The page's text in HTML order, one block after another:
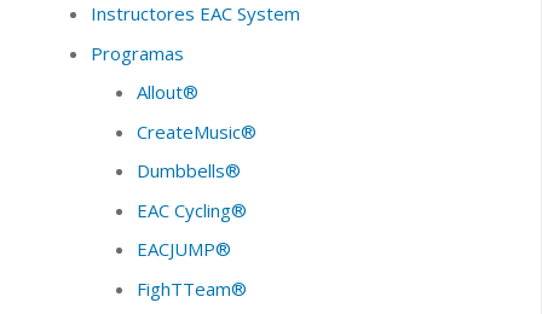
Instructores EAC System
Programas
Allout®
CreateMusic®
Dumbbells®
EAC Cycling®
EACJUMP®
FighTTeam®